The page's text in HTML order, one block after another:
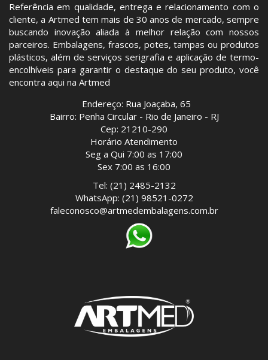
Referência em qualidade, entrega e relacionamento com o
cliente, a Artmed tem mais de 30 anos de mercado, sempre
buscando inovação aliada à melhor relação com nossos
parceiros. Embalagens, frascos, potes, tampas ou produtos
plásticos, além de serviços serigrafia e aplicação de termo-
encolhíveis para garantir o destaque do seu produto, você
encontra aqui na Artmed
Endereço: Rua Joaçaba, 65
Bairro: Penha Circular - Rio de Janeiro - RJ
Cep: 21210-290
Horário Atendimento
Seg a Qui 7:00 as 17:00
Sex 7:00 as 16:00
Tel: (21) 2485-2132
WhatsApp: (21) 98521-0272
faleconosco@artmedembalagens.com.br